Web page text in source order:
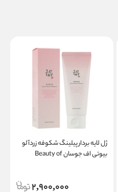
ژل لایه بردار پیلینگ شکوفه زردآلو
بیوتی اف جوسان Beauty of
2,900,000